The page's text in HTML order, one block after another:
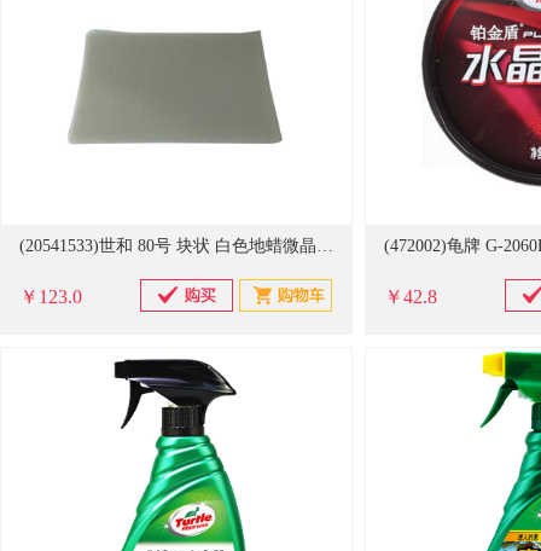
(20541533)世和 80号 块状 白色地蜡微晶蜡 白色(单位：千克)
￥123.0 ￥42.8